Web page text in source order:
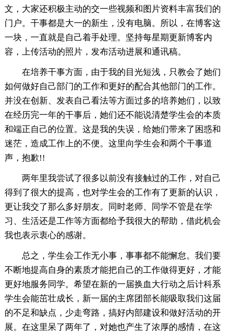
文，大家还积极主动的交一些视频和图片资料丰富我们的
门户。干事都是大一的新生，没有电脑。所以，在博客这
一块，一直就是自己着手处理。坚持每星期更新博客内
容，上传活动的照片，发布活动进展和通讯稿。
在培养干事方面，由于我的目光短浅，只教会了她们
如何做好自己部门的工作和更好的配合其他部门的工作。
并没在创新、发表自己看法等方面过多的培养她们，以致
在经历完一年的干事后，她们还不能说清楚学生会的本质
和端正自己的位置。这是我的失误，给她们带来了困惑和
迷茫，造成工作上的不便。这里向学生会和两个干事道
声，抱歉!!
两年里我尝试了很多以前没有接触过的工作，对自己
得到了很大的提高，也对学生会的工作有了更新的认识，
更让我交了那么多好朋友。同时老师、同学不管是在学
习、生活还是工作等方面都给予我很大的帮助，借此机会
我也表示衷心的感谢。
总之，学生会工作无小事，事事都不能懈怠。我们要
不断地提高自身的素质才能把自己的工作做得更好，才能
更好地服务同学。希望在新的一届换血大行动之后计科系
学生会能茁壮成长，新一届的主席团部长能吸取我们这届
的不足和缺点，少走弯路，搞好内部建设和做好活动的开
展。在这里呆了两年了，对她也产生了浓厚的感情，在这